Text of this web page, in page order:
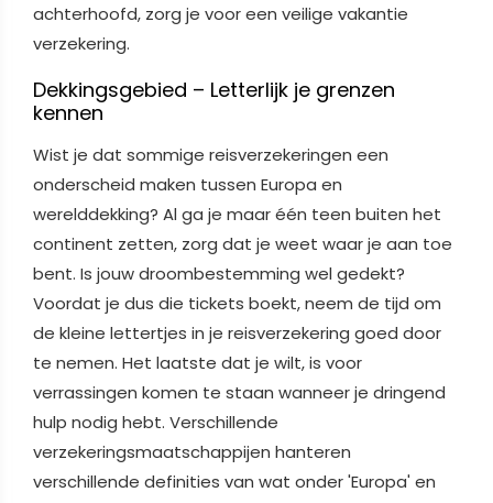
achterhoofd, zorg je voor een veilige vakantie
verzekering.
Dekkingsgebied – Letterlijk je grenzen
kennen
Wist je dat sommige reisverzekeringen een
onderscheid maken tussen Europa en
werelddekking? Al ga je maar één teen buiten het
continent zetten, zorg dat je weet waar je aan toe
bent. Is jouw droombestemming wel gedekt?
Voordat je dus die tickets boekt, neem de tijd om
de kleine lettertjes in je reisverzekering goed door
te nemen. Het laatste dat je wilt, is voor
verrassingen komen te staan wanneer je dringend
hulp nodig hebt. Verschillende
verzekeringsmaatschappijen hanteren
verschillende definities van wat onder 'Europa' en